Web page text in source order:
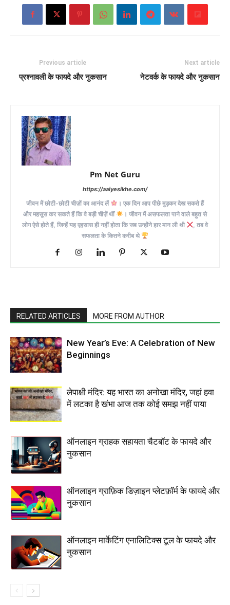
Previous article
प्रश्नावली के फायदे और नुकसान
Next article
नेटवर्क के फायदे और नुकसान
Pm Net Guru
https://aaiyesikhe.com/
जीवन में छोटी-छोटी चीज़ों का आनंद लें
। एक दिन आप पीछे मुड़कर देख सकते हैं
और महसूस कर सकते हैं कि वे बड़ी चीज़ें थीं
। जीवन में असफलता पाने वाले बहुत से
लोग ऐसे होते हैं, जिन्हें यह एहसास ही नहीं होता कि जब उन्होंने हार मान ली थी
, तब वे
सफलता के कितने करीब थे
RELATED ARTICLES MORE FROM AUTHOR
New Year’s Eve: A Celebration of New
Beginnings
लेपाक्षी मंदिर: यह भारत का अनोखा मंदिर, जहां हवा
में लटका है खंभा आज तक कोई समझ नहीं पाया
ऑनलाइन ग्राहक सहायता चैटबॉट के फायदे और
नुकसान
ऑनलाइन ग्राफ़िक डिज़ाइन प्लेटफ़ॉर्म के फायदे और
नुकसान
ऑनलाइन मार्केटिंग एनालिटिक्स टूल के फायदे और
नुकसान